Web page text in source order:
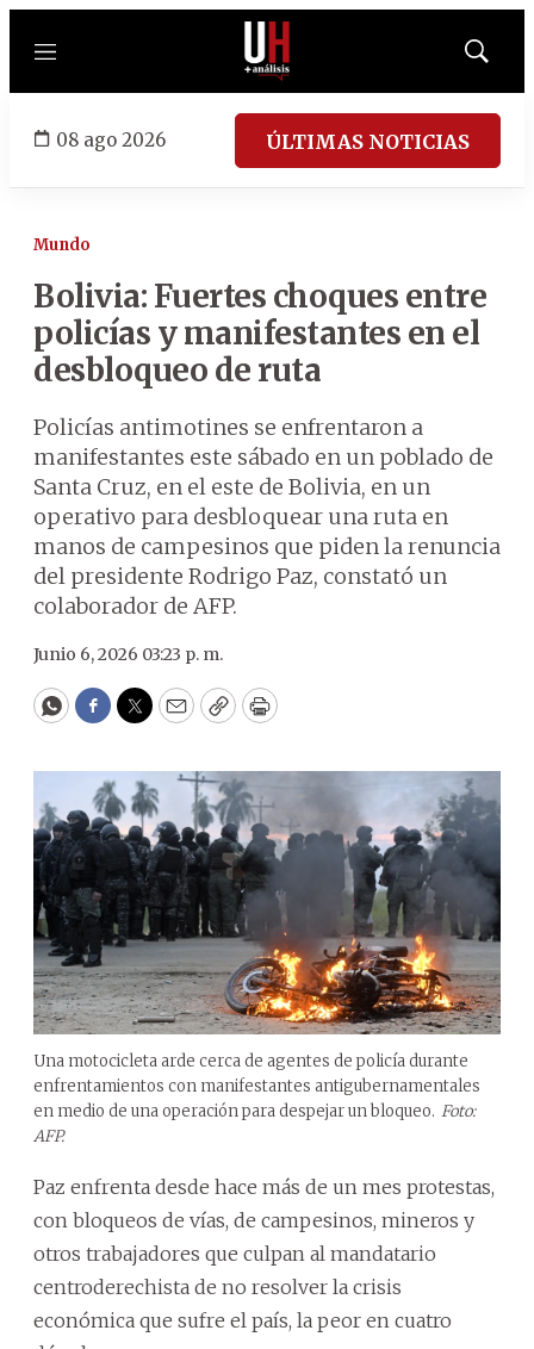
Menú
Mostrar
08 ago 2026 ÚLTIMAS NOTICIAS
Mundo
Bolivia: Fuertes choques entre
policías y manifestantes en el
desbloqueo de ruta
Policías antimotines se enfrentaron a
manifestantes este sábado en un poblado de
Santa Cruz, en el este de Bolivia, en un
operativo para desbloquear una ruta en
manos de campesinos que piden la renuncia
del presidente Rodrigo Paz, constató un
colaborador de AFP.
Junio 6, 2026 03:23 p. m.
WhatsApp
Facebook
Twitter
EmailCopyPrint
Una motocicleta arde cerca de agentes de policía durante
enfrentamientos con manifestantes antigubernamentales
en medio de una operación para despejar un bloqueo. Foto:
AFP.
Paz enfrenta desde hace más de un mes protestas,
con bloqueos de vías, de campesinos, mineros y
otros trabajadores que culpan al mandatario
centroderechista de no resolver la crisis
económica que sufre el país, la peor en cuatro